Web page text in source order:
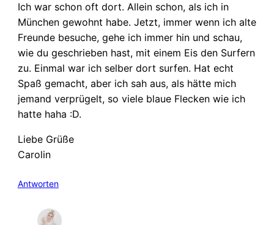
Ich war schon oft dort. Allein schon, als ich in
München gewohnt habe. Jetzt, immer wenn ich alte
Freunde besuche, gehe ich immer hin und schau,
wie du geschrieben hast, mit einem Eis den Surfern
zu. Einmal war ich selber dort surfen. Hat echt
Spaß gemacht, aber ich sah aus, als hätte mich
jemand verprügelt, so viele blaue Flecken wie ich
hatte haha :D.
Liebe Grüße
Carolin
Antworten